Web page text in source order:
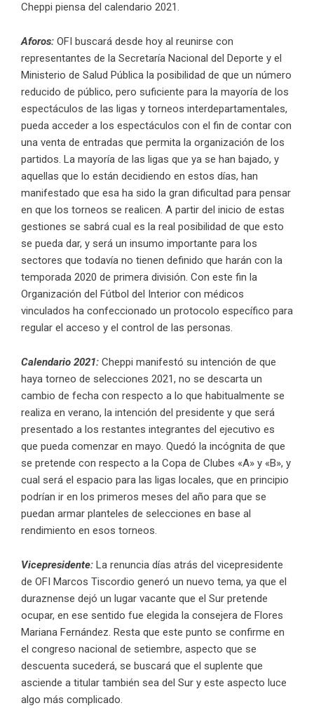
Cheppi piensa del calendario 2021.
Aforos: OFI buscará desde hoy al reunirse con
representantes de la Secretaría Nacional del Deporte y el
Ministerio de Salud Pública la posibilidad de que un número
reducido de público, pero suficiente para la mayoría de los
espectáculos de las ligas y torneos interdepartamentales,
pueda acceder a los espectáculos con el fin de contar con
una venta de entradas que permita la organización de los
partidos. La mayoría de las ligas que ya se han bajado, y
aquellas que lo están decidiendo en estos días, han
manifestado que esa ha sido la gran dificultad para pensar
en que los torneos se realicen. A partir del inicio de estas
gestiones se sabrá cual es la real posibilidad de que esto
se pueda dar, y será un insumo importante para los
sectores que todavía no tienen definido que harán con la
temporada 2020 de primera división. Con este fin la
Organización del Fútbol del Interior con médicos
vinculados ha confeccionado un protocolo específico para
regular el acceso y el control de las personas.
Calendario 2021: Cheppi manifestó su intención de que
haya torneo de selecciones 2021, no se descarta un
cambio de fecha con respecto a lo que habitualmente se
realiza en verano, la intención del presidente y que será
presentado a los restantes integrantes del ejecutivo es
que pueda comenzar en mayo. Quedó la incógnita de que
se pretende con respecto a la Copa de Clubes «A» y «B», y
cual será el espacio para las ligas locales, que en principio
podrían ir en los primeros meses del año para que se
puedan armar planteles de selecciones en base al
rendimiento en esos torneos.
Vicepresidente: La renuncia días atrás del vicepresidente
de OFI Marcos Tiscordio generó un nuevo tema, ya que el
duraznense dejó un lugar vacante que el Sur pretende
ocupar, en ese sentido fue elegida la consejera de Flores
Mariana Fernández. Resta que este punto se confirme en
el congreso nacional de setiembre, aspecto que se
descuenta sucederá, se buscará que el suplente que
asciende a titular también sea del Sur y este aspecto luce
algo más complicado.